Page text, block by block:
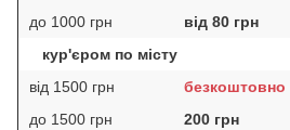
до 1000 грн
від 80 грн
кур'єром по місту
від 1500 грн
безкоштовно
до 1500 грн
200 грн